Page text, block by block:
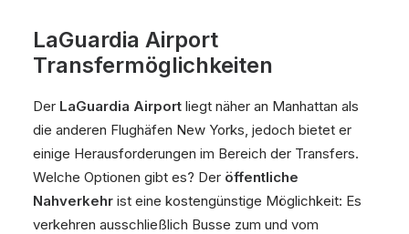
LaGuardia Airport
Transfermöglichkeiten
Der LaGuardia Airport liegt näher an Manhattan als
die anderen Flughäfen New Yorks, jedoch bietet er
einige Herausforderungen im Bereich der Transfers.
Welche Optionen gibt es? Der öffentliche
Nahverkehr ist eine kostengünstige Möglichkeit: Es
verkehren ausschließlich Busse zum und vom